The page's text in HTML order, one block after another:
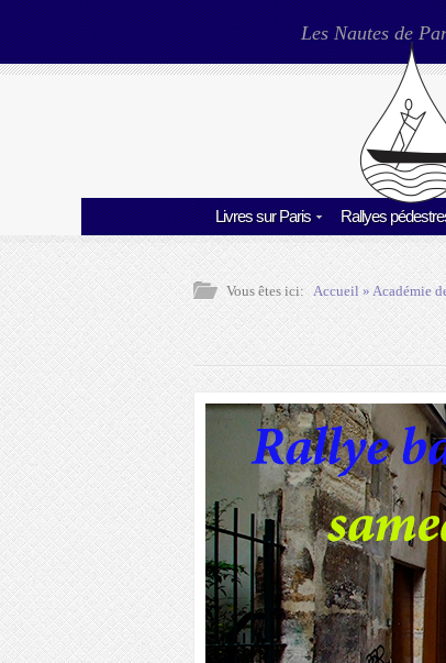
Les Nautes de
Livres sur Paris Rallyes
Vous êtes ici: Accueil»Académie